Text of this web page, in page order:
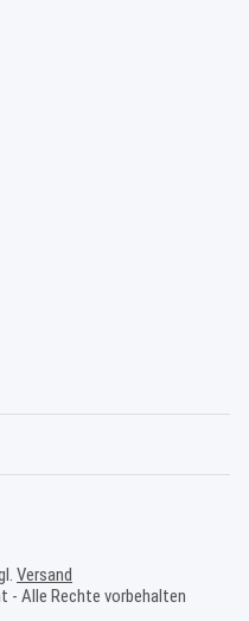
Versand
- Alle Rechte vorbehalten